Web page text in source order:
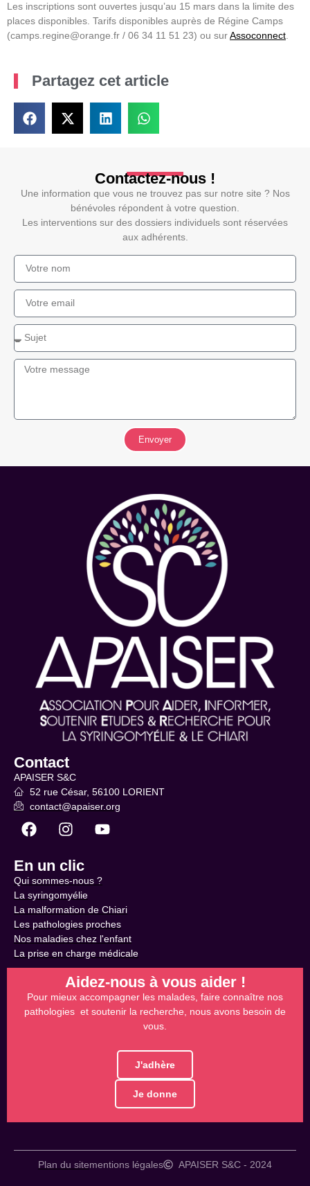
Les inscriptions sont ouvertes jusqu’au 15 mars dans la limite des
places disponibles. Tarifs disponibles auprès de Régine Camps
(camps.regine@orange.fr / 06 34 11 51 23) ou surAssoconnect
Partagez cet article
Contactez-nous !
Une information que vous ne trouvez pas sur notre site ? Nos
bénévoles répondent à votre question.
Les interventions sur des dossiers individuels sont réservées
aux adhérents.
Envoyer
Contact
APAISER S&C
52 rue César, 56100 LORIENT
contact@apaiser.org
En un clic
Qui sommes-nous ?
La syringomyélie
La malformation de Chiari
Les pathologies proches
Nos maladies chez l'enfant
La prise en charge médicale
Aidez-nous à vous aider !
Pour mieux accompagner les malades, faire connaître nos
pathologies et soutenir la recherche, nous avons besoin de
vous.
J'adhère
Je donne
Plan du sitementions légales APAISER S&C - 2024